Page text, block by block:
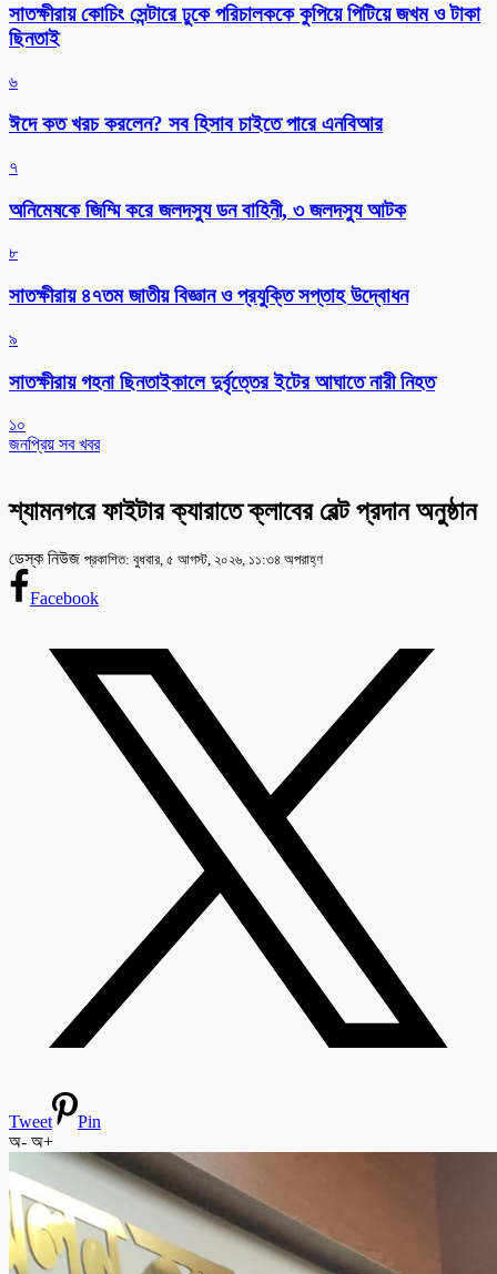
সাতক্ষীরায় কোচিং সেন্টারে ঢুকে পরিচালককে কুপিয়ে পিটিয়ে জখম ও টাকা
ছিনতাই
৬
ঈদে কত খরচ করলেন? সব হিসাব চাইতে পারে এনবিআর
৭
অনিমেষকে জিম্মি করে জলদস্যু ডন বাহিনী, ৩ জলদস্যু আটক
৮
সাতক্ষীরায় ৪৭তম জাতীয় বিজ্ঞান ও প্রযুক্তি সপ্তাহ উদ্বোধন
৯
সাতক্ষীরায় গহনা ছিনতাইকালে দুর্বৃত্তের ইটের আঘাতে নারী নিহত
১০
জনপ্রিয় সব খবর
শ্যামনগরে ফাইটার ক্যারাতে ক্লাবের বেল্ট প্রদান অনুষ্ঠান
ডেস্ক নিউজ প্রকাশিত: বুধবার, ৫ আগস্ট, ২০২৬, ১১:৩৪ অপরাহ্ণ
Facebook
Tweet
Pin
অ- অ+